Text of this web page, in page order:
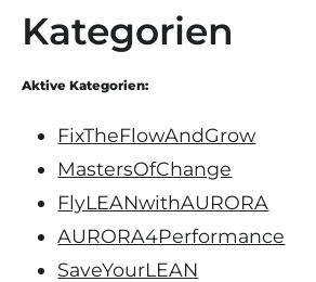
Kategorien
Aktive Kategorien:
FixTheFlowAndGrow
MastersOfChange
FlyLEANwithAURORA
AURORA4Performance
SaveYourLEAN